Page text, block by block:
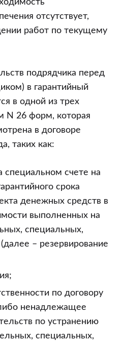
отсутствует,
работ по текущему
подрядчика перед
в гарантийный
в одной из трех
N 26 форм, которая
в договоре
таких как:
специальном счете на
срока
денежных средств в
выполненных на
специальных,
– резервирование
по договору
ненадлежащее
по устранению
специальных,